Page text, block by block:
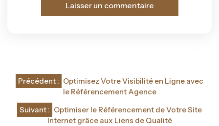
Navigation
l’article
Précédent : Optimisez Votre Visibilité en Ligne avec
le Référencement Agence
Suivant : Optimiser le Référencement de Votre Site
Internet grâce aux Liens de Qualité